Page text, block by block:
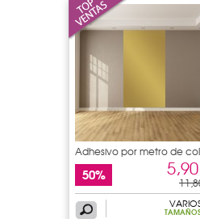
Adhesivo por metro de
50%